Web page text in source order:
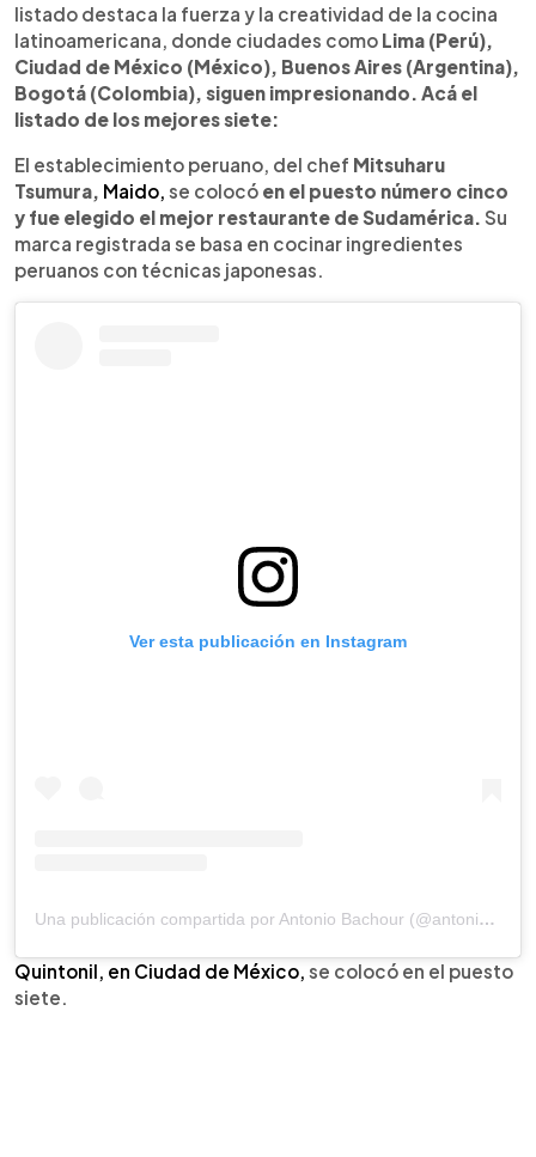
listado destaca la fuerza y la creatividad de la cocina
latinoamericana, donde ciudades como Lima (Perú),
Ciudad de México (México), Buenos Aires (Argentina),
Bogotá (Colombia), siguen impresionando. Acá el
listado de los mejores siete:
El establecimiento peruano, del chef Mitsuharu
Tsumura, Maido, se colocó en el puesto número cinco
y fue elegido el mejor restaurante de Sudamérica. Su
marca registrada se basa en cocinar ingredientes
peruanos con técnicas japonesas.
Ver esta publicación en Instagram
Una publicación compartida por Antonio Bachour (@antonio.bachour)
Quintonil, en Ciudad de México, se colocó en el puesto
siete.